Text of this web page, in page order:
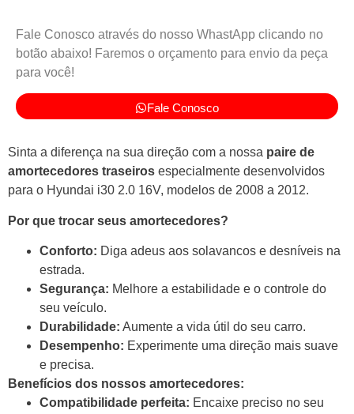
Fale Conosco através do nosso WhastApp clicando no
botão abaixo! Faremos o orçamento para envio da peça
para você!
Fale Conosco
Sinta a diferença na sua direção com a nossa paire de
amortecedores traseiros especialmente desenvolvidos
para o Hyundai i30 2.0 16V, modelos de 2008 a 2012.
Por que trocar seus amortecedores?
Conforto: Diga adeus aos solavancos e desníveis na
estrada.
Segurança: Melhore a estabilidade e o controle do
seu veículo.
Durabilidade: Aumente a vida útil do seu carro.
Desempenho: Experimente uma direção mais suave
e precisa.
Benefícios dos nossos amortecedores:
Compatibilidade perfeita: Encaixe preciso no seu